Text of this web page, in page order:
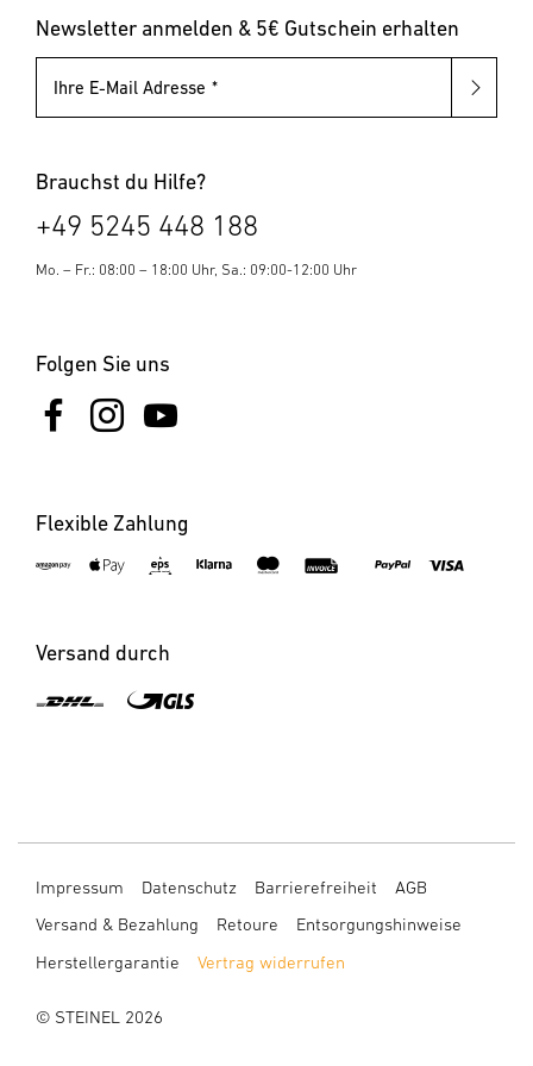
Pollerleuchten
Newsletter anmelden & 5€ Gutschein erhalten
Ihre E-Mail Adresse
Brauchst du Hilfe?
+49 5245 448 188
Mo. – Fr.: 08:00 – 18:00 Uhr, Sa.: 09:00-12:00 Uhr
Folgen Sie uns
Flexible Zahlung
Versand durch
Impressum Datenschutz Barrierefreiheit
AGB
Versand & Bezahlung
Retoure
Entsorgungshinweise
Herstellergarantie
Vertrag widerrufen
© STEINEL 2026